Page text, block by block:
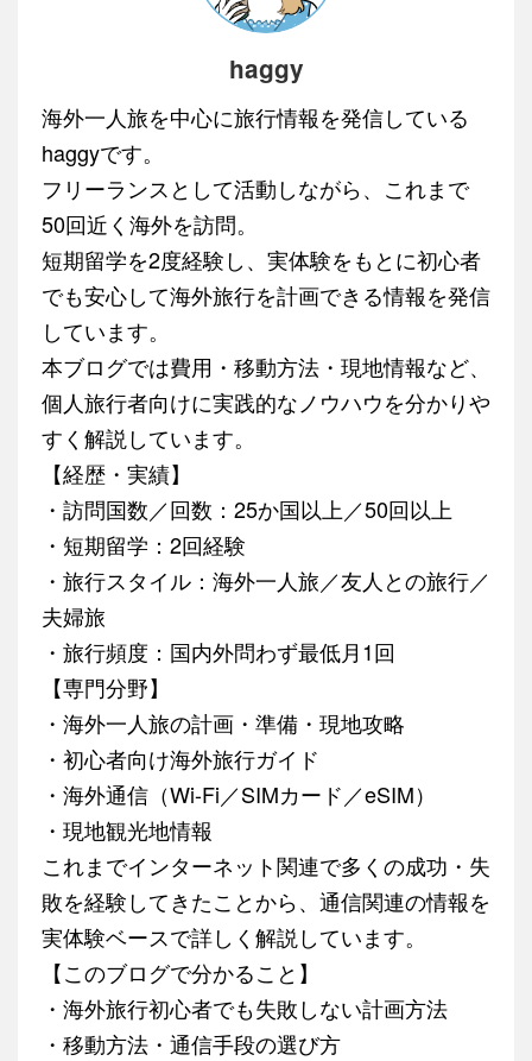
haggy
海外一人旅を中心に旅行情報を発信している
haggyです。
フリーランスとして活動しながら、これまで
50回近く海外を訪問。
短期留学を2度経験し、実体験をもとに初心者
でも安心して海外旅行を計画できる情報を発信
しています。
本ブログでは費用・移動方法・現地情報など、
個人旅行者向けに実践的なノウハウを分かりや
すく解説しています。
【経歴・実績】
・訪問国数／回数：25か国以上／50回以上
・短期留学：2回経験
・旅行スタイル：海外一人旅／友人との旅行／
夫婦旅
・旅行頻度：国内外問わず最低月1回
【専門分野】
・海外一人旅の計画・準備・現地攻略
・初心者向け海外旅行ガイド
・海外通信（Wi-Fi／SIMカード／eSIM）
・現地観光地情報
これまでインターネット関連で多くの成功・失
敗を経験してきたことから、通信関連の情報を
実体験ベースで詳しく解説しています。
【このブログで分かること】
・海外旅行初心者でも失敗しない計画方法
・移動方法・通信手段の選び方